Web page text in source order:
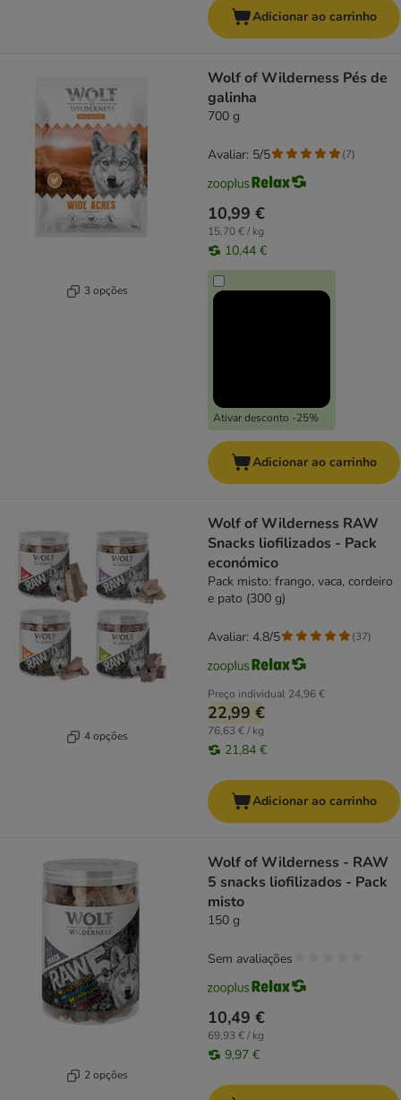
Adicionar ao carrinho
3 opções
Wolf of Wilderness Pés de
galinha
700 g
10,99 €
15,70 € / kg
10,44 €
Ativar desconto -25%
Avaliar: 5/5 (7)
Adicionar ao carrinho
4 opções
Wolf of Wilderness RAW
Snacks liofilizados - Pack
económico
Pack misto: frango, vaca, cordeiro
e pato (300 g)
Preço individual 24,96 €
22,99 €
76,63 € / kg
21,84 €
Avaliar: 4.8/5 (37)
Adicionar ao carrinho
2 opções
Wolf of Wilderness - RAW
5 snacks liofilizados - Pack
misto
150 g
10,49 €
69,93 € / kg
9,97 €
Sem avaliações